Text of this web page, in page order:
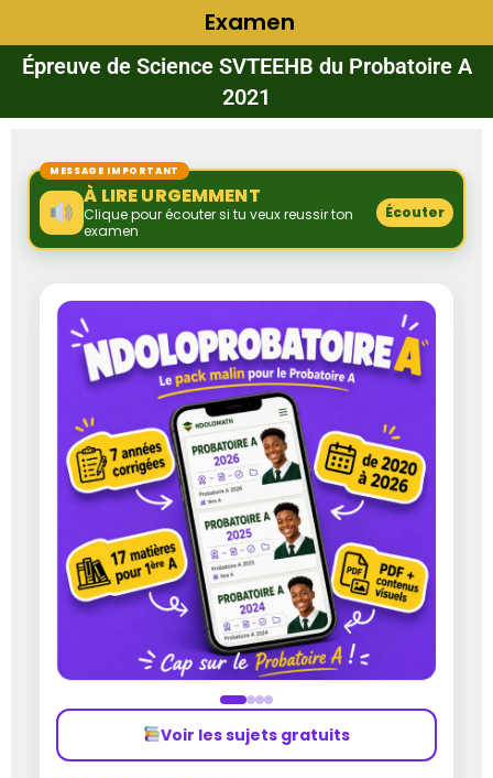
Examen
Épreuve de Science SVTEEHB du Probatoire A
2021
MESSAGE IMPORTANT
À LIRE URGEMMENT
Clique pour écouter si tu veux reussir ton
examen
Écouter
Voir les sujets gratuits